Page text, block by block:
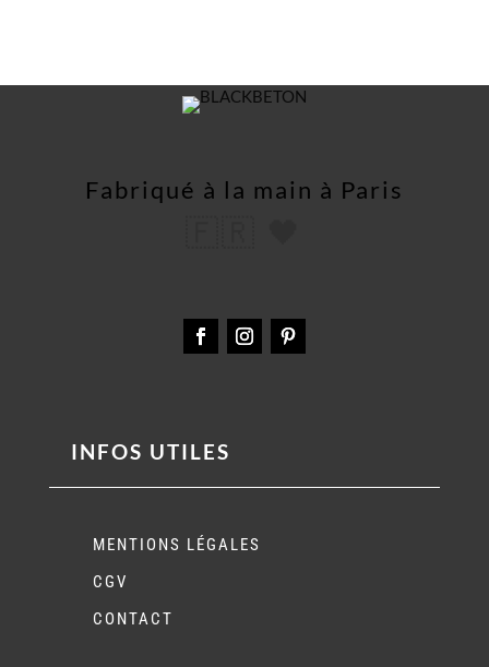
Fabriqué à la main à Paris
INFOS UTILES
MENTIONS LÉGALES
CGV
CONTACT